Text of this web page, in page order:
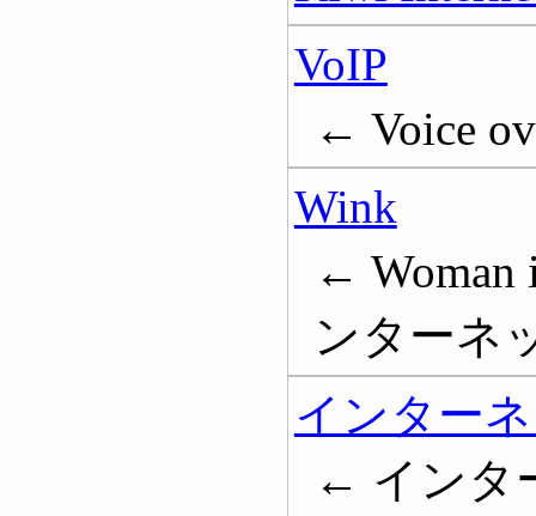
VoIP
← Voice
Wink
← Woman
ンターネ
インター
← インタ